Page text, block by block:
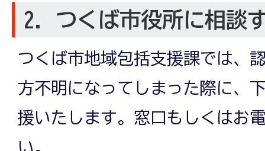
2．つくば市役所に相談
つくば市地域包括支援課では、
方不明になってしまった際に、
援いたします。窓口もしくはお
い。